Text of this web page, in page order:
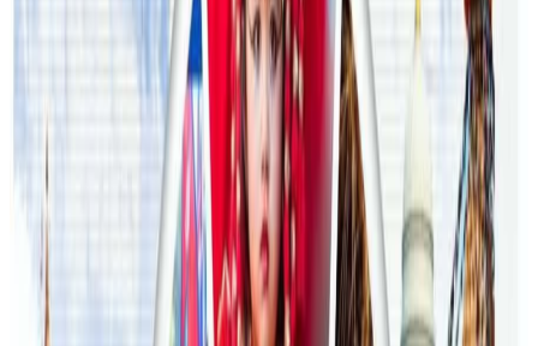
२०२६ जुलाई २४
अन्तर्राष्ट्रिय विद्यार्थी आकर्षित गर्न भिक्टोरियाले बनायो
नयाँ रणनीति
२०२६ जुलाई २३
फिफा विश्वकपमा अस्ट्रेलियाको टोलीका लागि
रणनीति बनाउने नेपाली युवा